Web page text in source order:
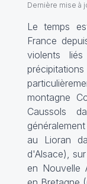
Dernière mise à
Le temps
France
violents
montagne
Caussols
au Lioran
d'Alsace),
en Nouvelle